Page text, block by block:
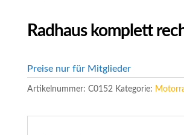
Radhaus komplett
Preise nur für Mitglieder
Artikelnummer: C0152 Kategorie: